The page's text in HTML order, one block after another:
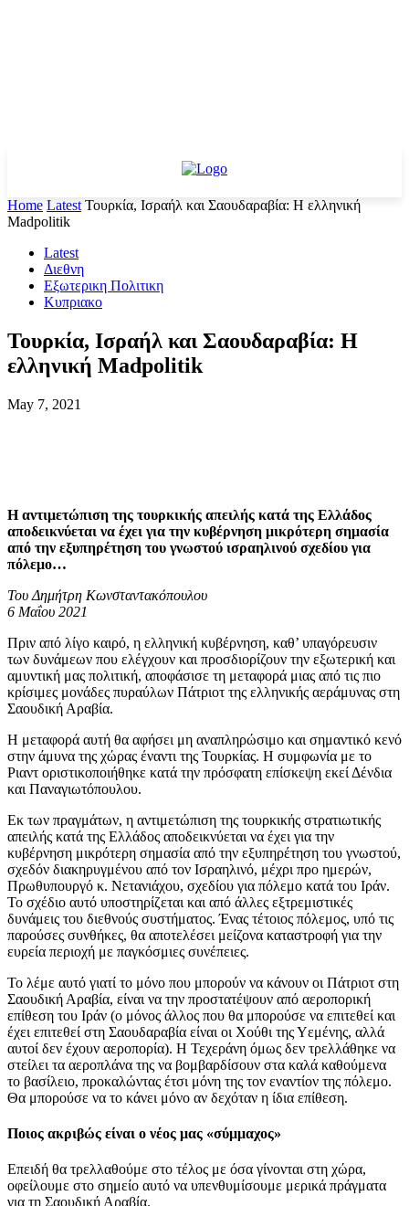
Home Latest Τουρκία, Ισραήλ και Σαουδαραβία: Η ελληνική
Madpolitik
Latest
Διεθνη
Εξωτερικη Πολιτικη
Κυπριακο
Τουρκία, Ισραήλ και Σαουδαραβία: Η
ελληνική Madpolitik
May 7, 2021
Η αντιμετώπιση της τουρκικής απειλής κατά της Ελλάδος
αποδεικνύεται να έχει για την κυβέρνηση μικρότερη σημασία
από την εξυπηρέτηση του γνωστού ισραηλινού σχεδίου για
πόλεμο…
Του Δημήτρη Κωνσταντακόπουλου
6 Μαΐου 2021
Πριν από λίγο καιρό, η ελληνική κυβέρνηση, καθ’ υπαγόρευσιν
των δυνάμεων που ελέγχουν και προσδιορίζουν την εξωτερική και
αμυντική μας πολιτική, αποφάσισε τη μεταφορά μιας από τις πιο
κρίσιμες μονάδες πυραύλων Πάτριοτ της ελληνικής αεράμυνας στη
Σαουδική Αραβία.
Η μεταφορά αυτή θα αφήσει μη αναπληρώσιμο και σημαντικό κενό
στην άμυνα της χώρας έναντι της Τουρκίας. Η συμφωνία με το
Ριαντ οριστικοποιήθηκε κατά την πρόσφατη επίσκεψη εκεί Δένδια
και Παναγιωτόπουλου.
Εκ των πραγμάτων, η αντιμετώπιση της τουρκικής στρατιωτικής
απειλής κατά της Ελλάδος αποδεικνύεται να έχει για την
κυβέρνηση μικρότερη σημασία από την εξυπηρέτηση του γνωστού,
σχεδόν διακηρυγμένου από τον Ισραηλινό, μέχρι προ ημερών,
Πρωθυπουργό κ. Νετανιάχου, σχεδίου για πόλεμο κατά του Ιράν.
Το σχέδιο αυτό υποστηρίζεται και από άλλες εξτρεμιστικές
δυνάμεις του διεθνούς συστήματος. Ένας τέτοιος πόλεμος, υπό τις
παρούσες συνθήκες, θα αποτελέσει μείζονα καταστροφή για την
ευρεία περιοχή με παγκόσμιες συνέπειες.
Το λέμε αυτό γιατί το μόνο που μπορούν να κάνουν οι Πάτριοτ στη
Σαουδική Αραβία, είναι να την προστατέψουν από αεροπορική
επίθεση του Ιράν (ο μόνος άλλος που θα μπορούσε να επιτεθεί και
έχει επιτεθεί στη Σαουδαραβία είναι οι Χούθι της Υεμένης, αλλά
αυτοί δεν έχουν αεροπορία). Η Τεχεράνη όμως δεν τρελλάθηκε να
στείλει τα αεροπλάνα της να βομβαρδίσουν στα καλά καθούμενα
το βασίλειο, προκαλώντας έτσι μόνη της τον εναντίον της πόλεμο.
Θα μπορούσε να το κάνει μόνο αν δεχόταν η ίδια επίθεση.
Ποιος ακριβώς είναι ο νέος μας «σύμμαχος»
Επειδή θα τρελλαθούμε στο τέλος με όσα γίνονται στη χώρα,
οφείλουμε στο σημείο αυτό να υπενθυμίσουμε μερικά πράγματα
για τη Σαουδική Αραβία.